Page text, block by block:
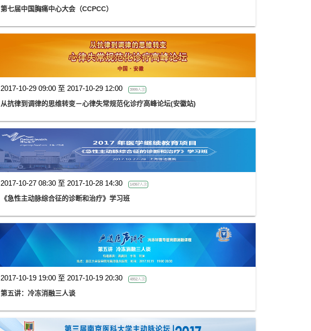
第七届中国胸痛中心大会（CCPCC）
2017-10-29 09:00 至 2017-10-29 12:00 3999人次
从抗律到调律的思维转变－心律失常规范化诊疗高峰论坛(安徽站)
2017-10-27 08:30 至 2017-10-28 14:30 14367人次
《急性主动脉综合征的诊断和治疗》学习班
2017-10-19 19:00 至 2017-10-19 20:30 4852人次
第五讲：冷冻消融三人谈